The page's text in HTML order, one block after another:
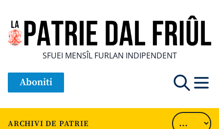
SFUEI MENSÎL FURLAN INDIPENDENT
Aboniti
ARCHIVI DE PATRIE